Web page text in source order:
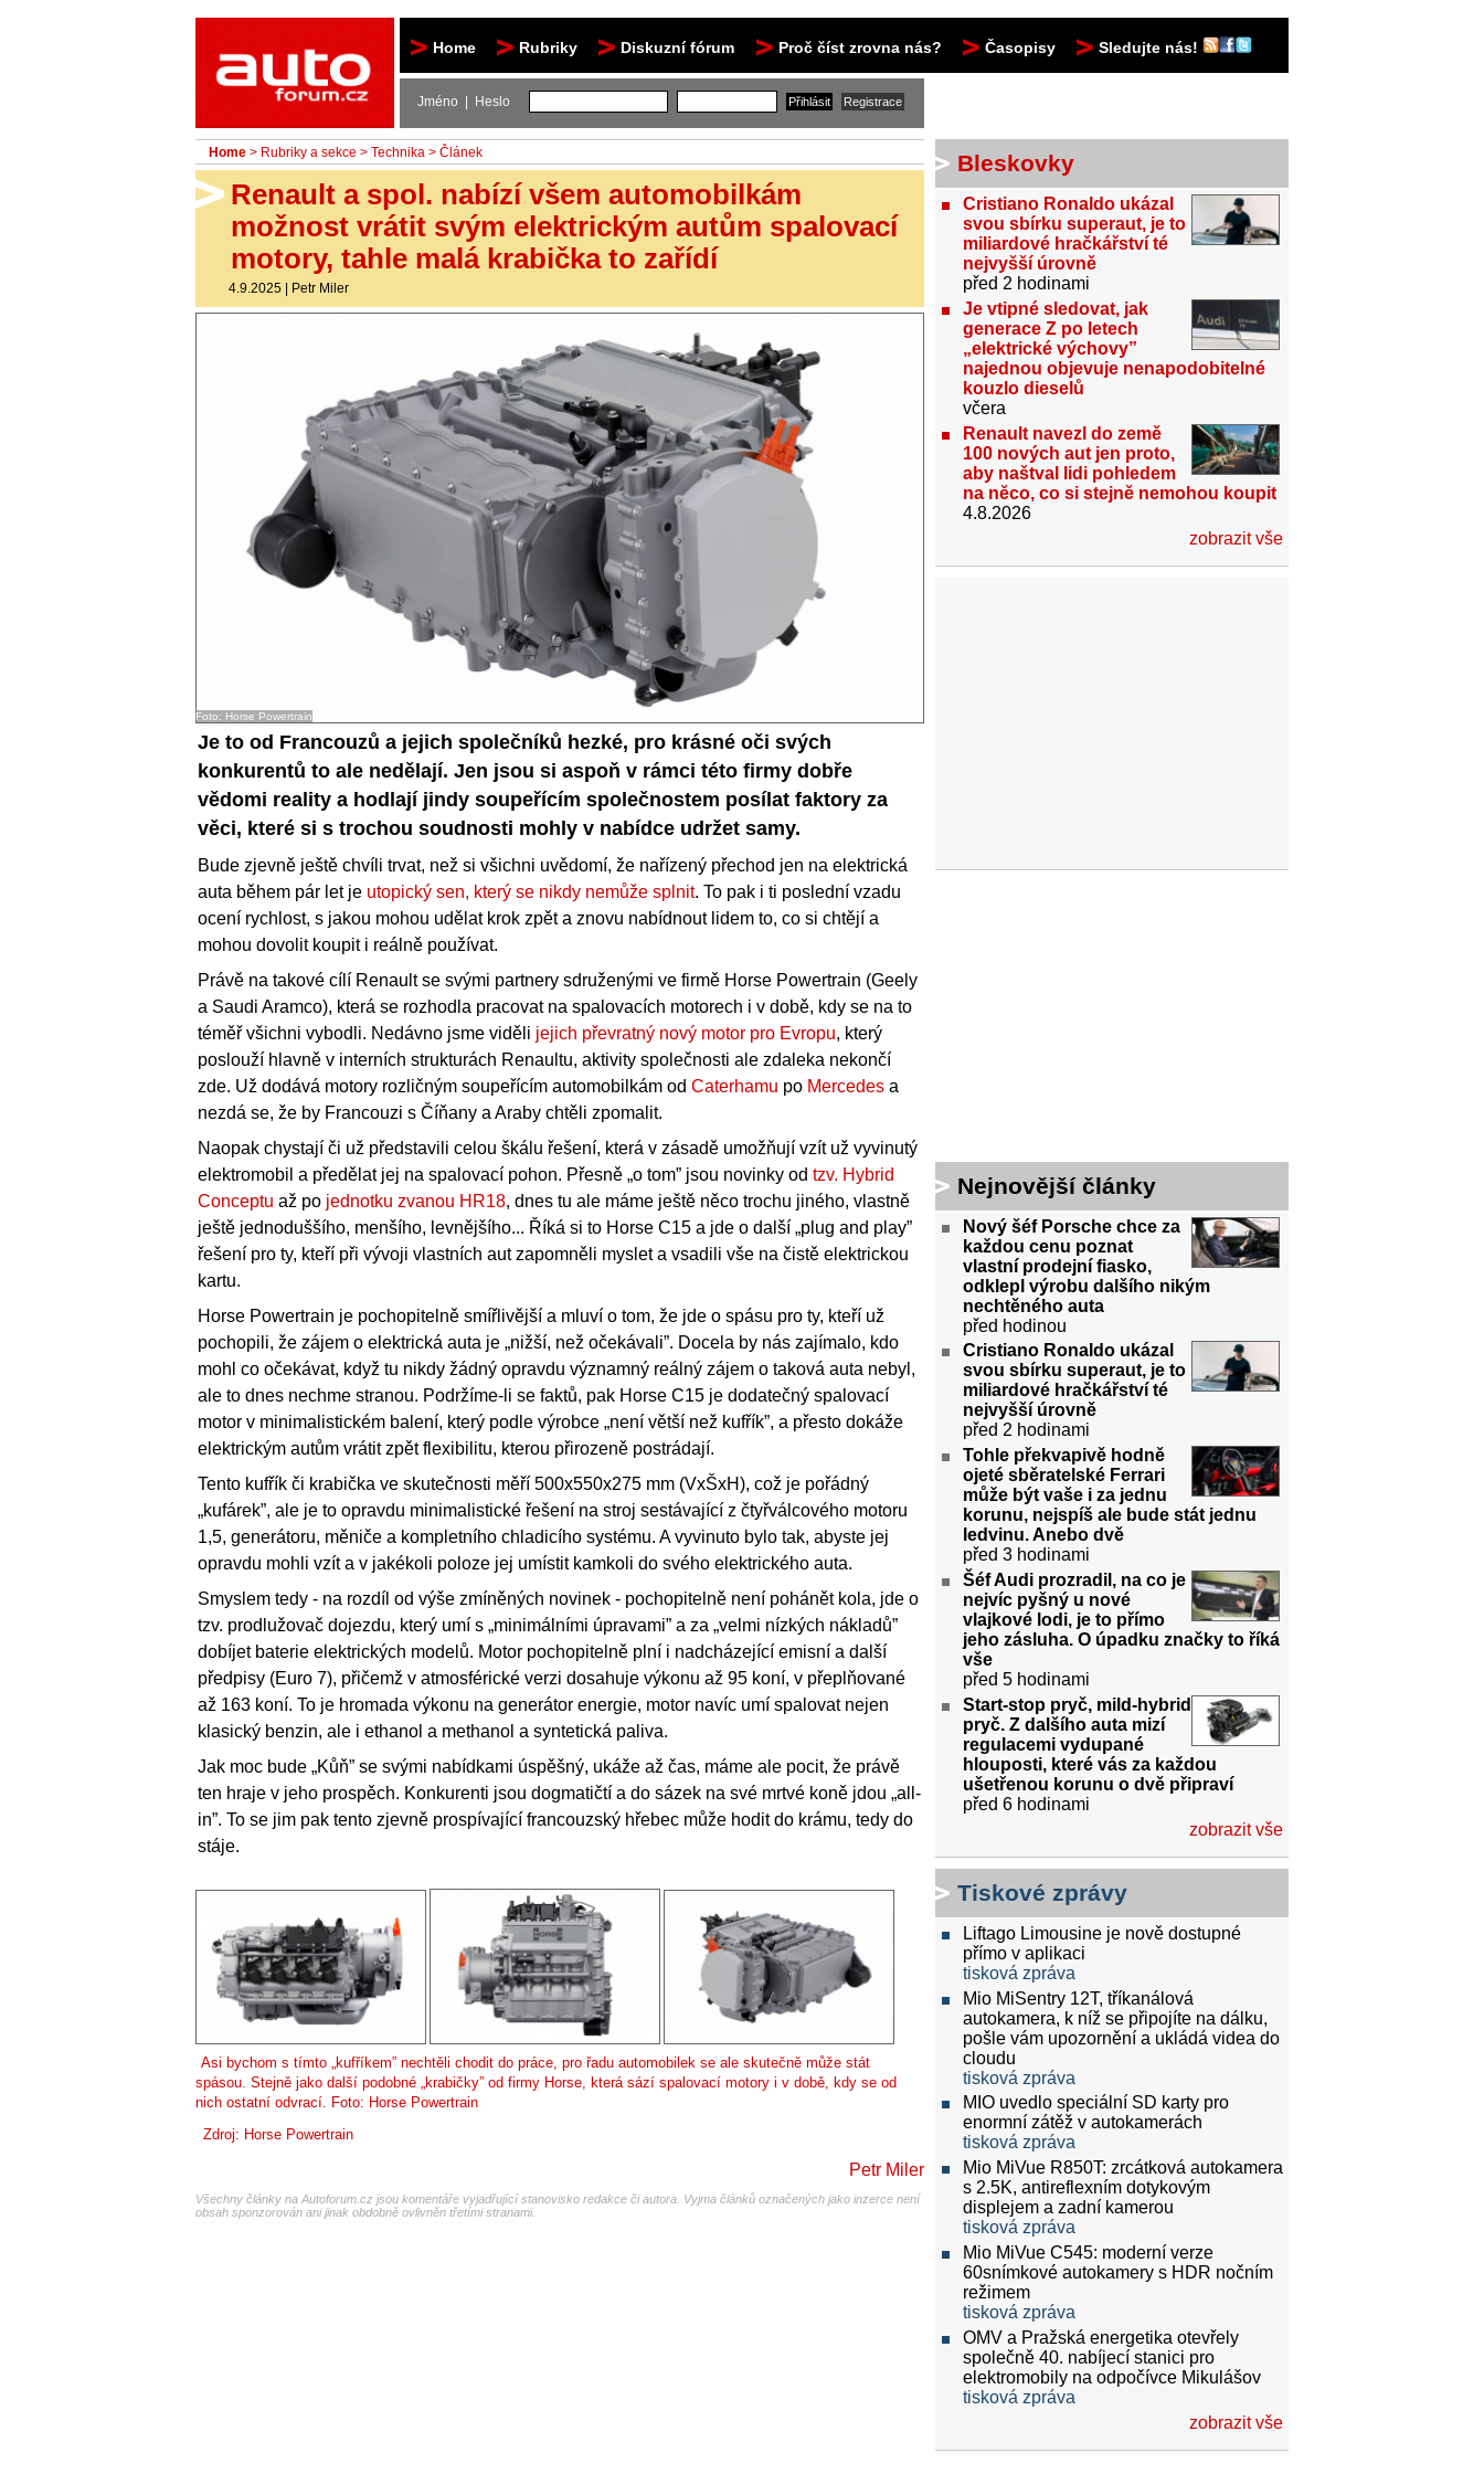
Home Rubriky Diskuzní fórum Proč číst zrovna nás? Časopisy Sledujte nás!
Jméno | Heslo
Home > Rubriky a sekce > Technika > Článek
Renault a spol. nabízí všem automobilkám
možnost vrátit svým elektrickým autům spalovací
motory, tahle malá krabička to zařídí
4.9.2025 | Petr Miler
Foto: Horse Powertrain
Je to od Francouzů a jejich společníků hezké, pro krásné oči svých
konkurentů to ale nedělají. Jen jsou si aspoň v rámci této firmy dobře
vědomi reality a hodlají jindy soupeřícím společnostem posílat faktory za
věci, které si s trochou soudnosti mohly v nabídce udržet samy.
Bude zjevně ještě chvíli trvat, než si všichni uvědomí, že nařízený přechod jen na elektrická
auta během pár let je utopický sen, který se nikdy nemůže splnit. To pak i ti poslední vzadu
ocení rychlost, s jakou mohou udělat krok zpět a znovu nabídnout lidem to, co si chtějí a
mohou dovolit koupit i reálně používat.
Právě na takové cílí Renault se svými partnery sdruženými ve firmě Horse Powertrain (Geely
a Saudi Aramco), která se rozhodla pracovat na spalovacích motorech i v době, kdy se na to
téměř všichni vybodli. Nedávno jsme viděli jejich převratný nový motor pro Evropu, který
poslouží hlavně v interních strukturách Renaultu, aktivity společnosti ale zdaleka nekončí
zde. Už dodává motory rozličným soupeřícím automobilkám od Caterhamu po Mercedes a
nezdá se, že by Francouzi s Číňany a Araby chtěli zpomalit.
Naopak chystají či už představili celou škálu řešení, která v zásadě umožňují vzít už vyvinutý
elektromobil a předělat jej na spalovací pohon. Přesně „o tom” jsou novinky od tzv. Hybrid
Conceptu až po jednotku zvanou HR18, dnes tu ale máme ještě něco trochu jiného, vlastně
ještě jednoduššího, menšího, levnějšího... Říká si to Horse C15 a jde o další „plug and play”
řešení pro ty, kteří při vývoji vlastních aut zapomněli myslet a vsadili vše na čistě elektrickou
kartu.
Horse Powertrain je pochopitelně smířlivější a mluví o tom, že jde o spásu pro ty, kteří už
pochopili, že zájem o elektrická auta je „nižší, než očekávali”. Docela by nás zajímalo, kdo
mohl co očekávat, když tu nikdy žádný opravdu významný reálný zájem o taková auta nebyl,
ale to dnes nechme stranou. Podržíme-li se faktů, pak Horse C15 je dodatečný spalovací
motor v minimalistickém balení, který podle výrobce „není větší než kufřík”, a přesto dokáže
elektrickým autům vrátit zpět flexibilitu, kterou přirozeně postrádají.
Tento kufřík či krabička ve skutečnosti měří 500x550x275 mm (VxŠxH), což je pořádný
„kufárek”, ale je to opravdu minimalistické řešení na stroj sestávající z čtyřválcového motoru
1,5, generátoru, měniče a kompletního chladicího systému. A vyvinuto bylo tak, abyste jej
opravdu mohli vzít a v jakékoli poloze jej umístit kamkoli do svého elektrického auta.
Smyslem tedy - na rozdíl od výše zmíněných novinek - pochopitelně není pohánět kola, jde o
tzv. prodlužovač dojezdu, který umí s „minimálními úpravami” a za „velmi nízkých nákladů”
dobíjet baterie elektrických modelů. Motor pochopitelně plní i nadcházející emisní a další
předpisy (Euro 7), přičemž v atmosférické verzi dosahuje výkonu až 95 koní, v přeplňované
až 163 koní. To je hromada výkonu na generátor energie, motor navíc umí spalovat nejen
klasický benzin, ale i ethanol a methanol a syntetická paliva.
Jak moc bude „Kůň” se svými nabídkami úspěšný, ukáže až čas, máme ale pocit, že právě
ten hraje v jeho prospěch. Konkurenti jsou dogmatičtí a do sázek na své mrtvé koně jdou „all-
in”. To se jim pak tento zjevně prospívající francouzský hřebec může hodit do krámu, tedy do
stáje.
Asi bychom s tímto „kufříkem” nechtěli chodit do práce, pro řadu automobilek se ale skutečně může stát
spásou. Stejně jako další podobné „krabičky” od firmy Horse, která sází spalovací motory i v době, kdy se od
nich ostatní odvrací. Foto: Horse Powertrain
Zdroj: Horse Powertrain
Petr Miler
Všechny články na Autoforum.cz jsou komentáře vyjadřující stanovisko redakce či autora. Vyjma článků označených jako inzerce není
obsah sponzorován ani jinak obdobně ovlivněn třetími stranami.
Bleskovky
Cristiano Ronaldo ukázal
svou sbírku superaut, je to
miliardové hračkářství té
nejvyšší úrovně
před 2 hodinami
Je vtipné sledovat, jak
generace Z po letech
„elektrické výchovy”
najednou objevuje nenapodobitelné
kouzlo dieselů
včera
Renault navezl do země
100 nových aut jen proto,
aby naštval lidi pohledem
na něco, co si stejně nemohou koupit
4.8.2026
zobrazit vše
Nejnovější články
Nový šéf Porsche chce za
každou cenu poznat
vlastní prodejní fiasko,
odklepl výrobu dalšího nikým
nechtěného auta
před hodinou
Cristiano Ronaldo ukázal
svou sbírku superaut, je to
miliardové hračkářství té
nejvyšší úrovně
před 2 hodinami
Tohle překvapivě hodně
ojeté sběratelské Ferrari
může být vaše i za jednu
korunu, nejspíš ale bude stát jednu
ledvinu. Anebo dvě
před 3 hodinami
Šéf Audi prozradil, na co je
nejvíc pyšný u nové
vlajkové lodi, je to přímo
jeho zásluha. O úpadku značky to říká
vše
před 5 hodinami
Start-stop pryč, mild-hybrid
pryč. Z dalšího auta mizí
regulacemi vydupané
hlouposti, které vás za každou
ušetřenou korunu o dvě připraví
před 6 hodinami
zobrazit vše
Tiskové zprávy
Liftago Limousine je nově dostupné
přímo v aplikaci
tisková zpráva
Mio MiSentry 12T, tříkanálová
autokamera, k níž se připojíte na dálku,
pošle vám upozornění a ukládá videa do
cloudu
tisková zpráva
MIO uvedlo speciální SD karty pro
enormní zátěž v autokamerách
tisková zpráva
Mio MiVue R850T: zrcátková autokamera
s 2.5K, antireflexním dotykovým
displejem a zadní kamerou
tisková zpráva
Mio MiVue C545: moderní verze
60snímkové autokamery s HDR nočním
režimem
tisková zpráva
OMV a Pražská energetika otevřely
společně 40. nabíjecí stanici pro
elektromobily na odpočívce Mikulášov
tisková zpráva
zobrazit vše